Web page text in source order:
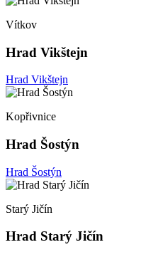
Vítkov
Hrad Vikštejn
Hrad Vikštejn
Kopřivnice
Hrad Šostýn
Hrad Šostýn
Starý Jičín
Hrad Starý Jičín